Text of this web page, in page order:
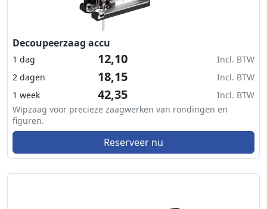
Decoupeerzaag accu
1 dag 12,10
Incl. BTW
2 dagen
18,15
Incl. BTW
1 week
42,35
Incl. BTW
Wipzaag voor precieze zaagwerken van rondingen en
figuren.
Reserveer nu